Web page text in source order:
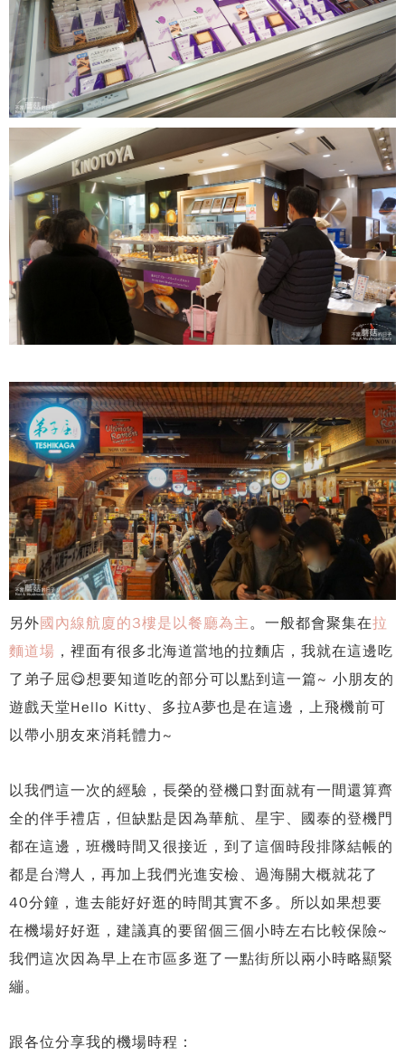
另外國內線航廈的3樓是以餐廳為主。一般都會聚集在拉
麵道場 ，裡面有很多北海道當地的拉麵店，我就在這邊吃
了弟子屈😋想要知道吃的部分可以點到這一篇~ 小朋友的
遊戲天堂Hello Kitty、多拉A夢也是在這邊，上飛機前可
以帶小朋友來消耗體力~
以我們這一次的經驗，長榮的登機口對面就有一間還算齊
全的伴手禮店，但缺點是因為華航、星宇、國泰的登機門
都在這邊，班機時間又很接近，到了這個時段排隊結帳的
都是台灣人，再加上我們光進安檢、過海關大概就花了
40分鐘，進去能好好逛的時間其實不多。所以如果想要
在機場好好逛，建議真的要留個三個小時左右比較保險~
我們這次因為早上在市區多逛了一點街所以兩小時略顯緊
繃。
跟各位分享我的機場時程：